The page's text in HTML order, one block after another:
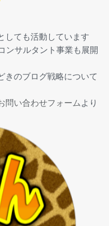
しても活動しています
ンサルタント事業も展開
きのブログ戦略について
問い合わせフォームより